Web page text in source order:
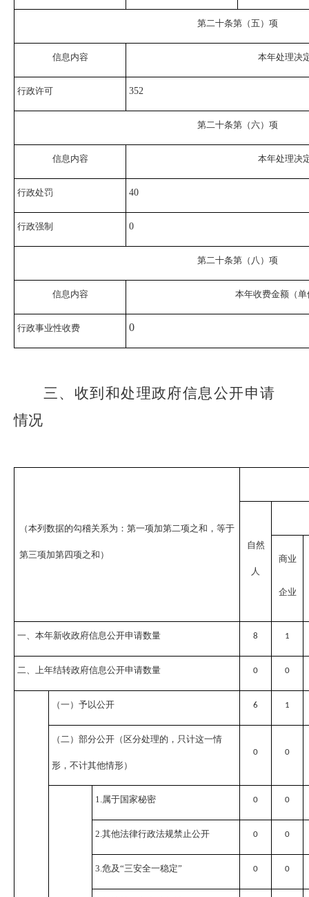
第二十条第（五）项
信息内容 本年处理决
行政许可 352
第二十条第（六）项
信息内容 本年处理决
行政处罚 40
行政强制 0
第二十条第（八）项
信息内容 本年收费金额（
行政事业性收费 0
三、 收到和处理政府信息公开申请
情况
（本列数据的勾稽关系为：第一项加第二项之和，等于
第三项加第四项之和）
自然
人
商业
企业
一、本年新收政府信息公开申请数量 8 1
二、上年结转政府信息公开申请数量 0 0
（一）予以公开 6 1
（二）部分公开 （区分处理的，只计这一情
形，不计其他情形）
0 0
1.属于国家秘密 0 0
2.其他法律行政法规禁止公开 0 0
3.危及“三安全一稳定” 0 0